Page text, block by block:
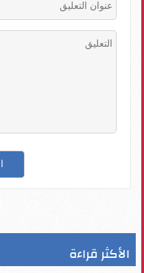
الأكثر قراءة